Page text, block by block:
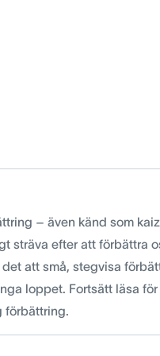
– även känd som
sträva efter att förbättra
att små, stegvisa
loppet. Fortsätt läsa
förbättring.